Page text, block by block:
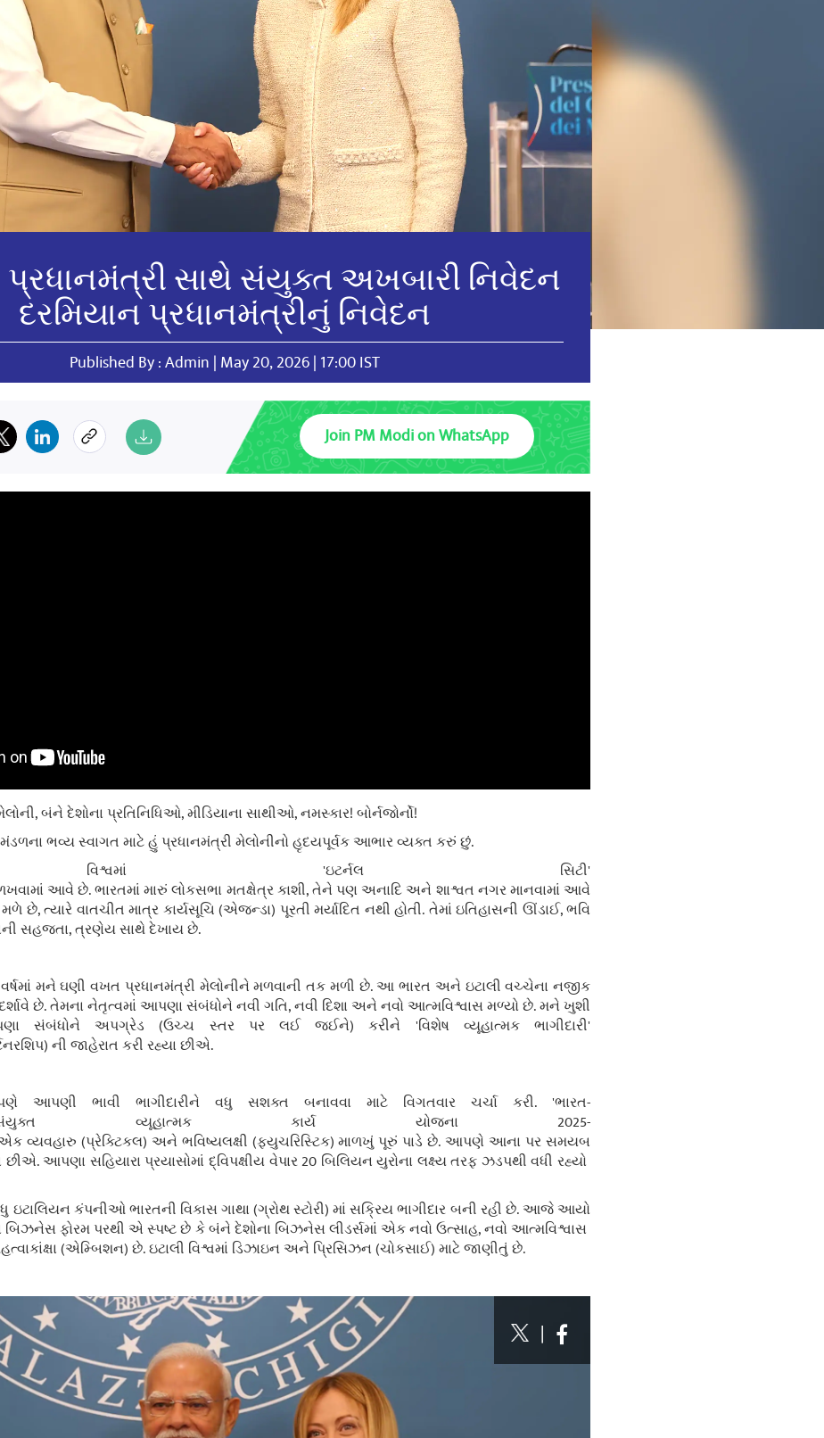
પ્રધાનમંત્રી સાથે સંયુક્ત અખબારી નિવેદન
દરમિયાન પ્રધાનમંત્રીનું નિવેદન
Published By : Admin | May 20, 2026 | 17:00 IST
Join PM Modi on WhatsApp
બંને દેશોના પ્રતિનિધિઓ, મીડિયાના સાથીઓ, નમસ્કાર! બોર્નજોર્નો!
ભવ્ય સ્વાગત માટે હું પ્રધાનમંત્રી મેલોનીનો હૃદયપૂર્વક આભાર વ્યક્ત કરું છું.
વિશ્વમાં 'ઇટર્નલ સિટી'
આવે છે. ભારતમાં મારું લોકસભા મતક્ષેત્ર કાશી, તેને પણ અનાદિ અને શાશ્વત નગર માનવામાં આવે
ત્યારે વાતચીત માત્ર કાર્યસૂચિ (એજન્ડા) પૂરતી મર્યાદિત નથી હોતી. તેમાં ઇતિહાસની ઊંડાઈ, ભવિ
સહજતા, ત્રણેય સાથે દેખાય છે.
મને ઘણી વખત પ્રધાનમંત્રી મેલોનીને મળવાની તક મળી છે. આ ભારત અને ઇટાલી વચ્ચેના નજીક
છે. તેમના નેતૃત્વમાં આપણા સંબંધોને નવી ગતિ, નવી દિશા અને નવો આત્મવિશ્વાસ મળ્યો છે. મને ખુશી
અપગ્રેડ (ઉચ્ચ સ્તર પર લઈ જઈને) કરીને 'વિશેષ વ્યૂહાત્મક ભાગીદારી'
ની જાહેરાત કરી રહ્યા છીએ.
ભાવી ભાગીદારીને વધુ સશક્ત બનાવવા માટે વિગતવાર ચર્ચા કરી. 'ભારત-
વ્યૂહાત્મક કાર્ય યોજના 2025-
વ્યવહારુ (પ્રેક્ટિકલ) અને ભવિષ્યલક્ષી (ફ્યુચરિસ્ટિક) માળખું પૂરું પાડે છે. આપણે આના પર સમયબ
આપણા સહિયારા પ્રયાસોમાં દ્વિપક્ષીય વેપાર 20 બિલિયન યુરોના લક્ષ્ય તરફ ઝડપથી વધી રહ્યો
ઇટાલિયન કંપનીઓ ભારતની વિકાસ ગાથા (ગ્રોથ સ્ટોરી) માં સક્રિય ભાગીદાર બની રહી છે. આજે આયો
બિઝનેસ ફોરમ પરથી એ સ્પષ્ટ છે કે બંને દેશોના બિઝનેસ લીડર્સમાં એક નવો ઉત્સાહ, નવો આત્મવિશ્વાસ
(એમ્બિશન) છે. ઇટાલી વિશ્વમાં ડિઝાઇન અને પ્રિસિઝન (ચોકસાઈ) માટે જાણીતું છે.
|